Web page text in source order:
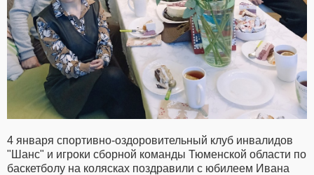
4 января спортивно-оздоровительный клуб инвалидов
"Шанс" и игроки сборной команды Тюменской области по
баскетболу на колясках поздравили с юбилеем Ивана